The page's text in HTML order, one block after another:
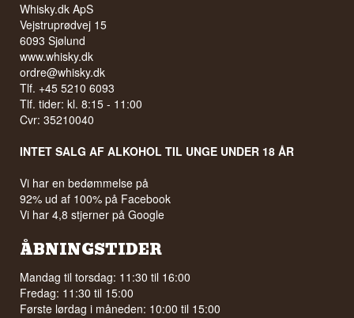
Whisky.dk ApS
Vejstruprødvej 15
6093 Sjølund
www.whisky.dk
ordre@whisky.dk
Tlf. +45 5210 6093
Tlf. tider: kl. 8:15 - 11:00
Cvr: 35210040
INTET SALG AF ALKOHOL TIL UNGE UNDER 18 ÅR
Vi har en bedømmelse på
92% ud af 100% på Facebook
Vi har 4,8 stjerner på Google
ÅBNINGSTIDER
Mandag til torsdag: 11:30 til 16:00
Fredag: 11:30 til 15:00
Første lørdag i måneden: 10:00 til 15:00